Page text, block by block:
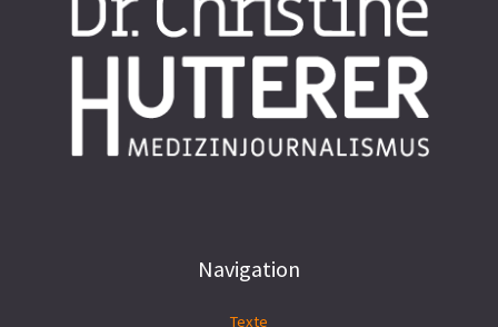
Navigation
Texte